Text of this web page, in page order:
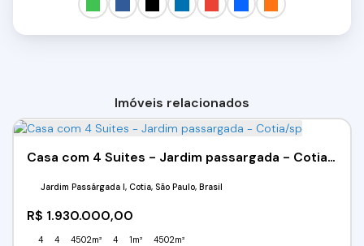
Imóveis relacionados
Casa com 4 Suites - Jardim passargada - Cotia/sp
R$ 1.930.000,00
Jardim Passárgada I, Cotia, São Paulo, Brasil
4 4 4502m² 4 1m² 4502m²